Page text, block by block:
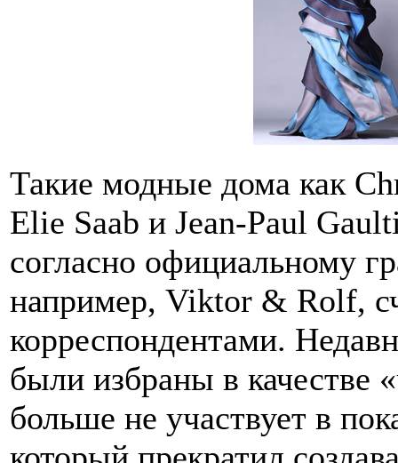
Такие модные дома как
Elie Saab и Jean-Paul
согласно официальному
например, Viktor & Rolf,
корреспондентами.
были избраны в качестве
больше не участвует в